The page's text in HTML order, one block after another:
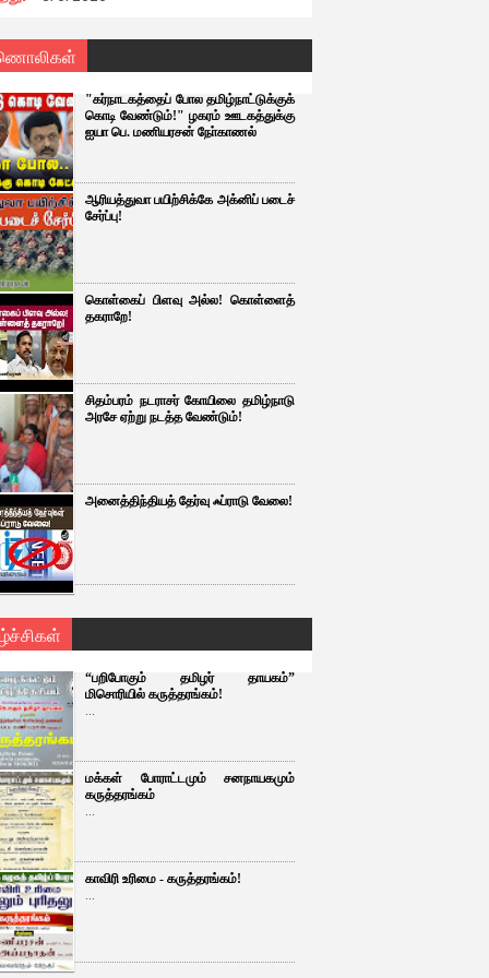
"கர்நாடகத்தைப் போல தமிழ்நாட்டுக்குக்
கொடி வேண்டும்!" ழகரம் ஊடகத்துக்கு
ஐயா பெ. மணியரசன் நோ்காணல்
ஆரியத்துவா பயிற்சிக்கே அக்னிப் படைச்
சேர்ப்பு!
கொள்கைப் பிளவு அல்ல! கொள்ளைத்
தகராறே!
சிதம்பரம் நடராசர் கோயிலை தமிழ்நாடு
அரசே ஏற்று நடத்த வேண்டும்!
அனைத்திந்தியத் தேர்வு ஃப்ராடு வேலை!
“பறிபோகும் தமிழர் தாயகம்”
மிசொரியில் கருத்தரங்கம்!
...
மக்கள் போராட்டமும் சனநாயகமும்
கருத்தரங்கம்
...
காவிரி உரிமை - கருத்தரங்கம்!
...